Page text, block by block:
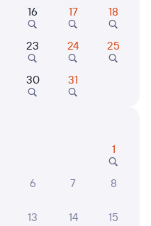
дату
7,3
13:56
в пути
Маршрут
20 ⁠217 ⁠₽
16 17 18
23 24 25
30 31
1
6 7 8
13 14 15